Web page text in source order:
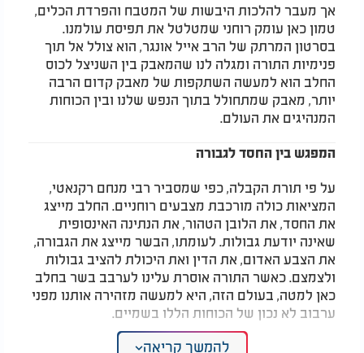
אך מעבר להלכות היבשות של המטבח והפרדת הכלים,
טמון כאן עומק רוחני שמטלטל את תפיסת עולמנו.
בסרטון המרתק של הרב אייל אונגר, הוא צולל אל תוך
פנימיות התורה ומגלה לנו שהמאבק בין השניצל לכוס
החלב הוא למעשה השתקפות של מאבק קדום הרבה
יותר, מאבק שמתחולל בתוך הנפש שלנו ובין הכוחות
המנהיגים את העולם.
המפגש בין החסד לגבורה
על פי תורת הקבלה, כפי שמסביר רבי מנחם רקנאטי,
המציאות כולה מורכבת מצבעים רוחניים. החלב מייצג
את החסד, את הלובן הטהור, את הנתינה האינסופית
שאינה יודעת גבולות. לעומתו, הבשר מייצג את הגבורה,
את הצבע האדום, את הדין ואת היכולת להציב גבולות
ולצמצם. כאשר התורה אוסרת עלינו לערבב בשר בחלב
כאן למטה, בעולם הזה, היא למעשה מזהירה אותנו מפני
ערבוב לא נכון של הכוחות הללו בשמיים.
ההלכה קובעת כי עלינו להמתין שש שעות לאחר אכילת
להמשך קריאה